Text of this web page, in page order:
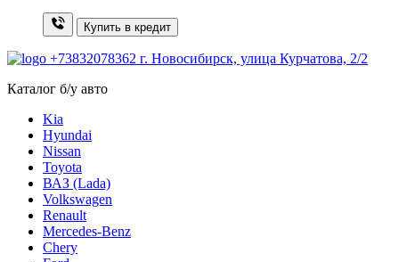
Купить в кредит
+73832078362 г. Новосибирск, улица Курчатова, 2/2
Каталог б/у авто
Kia
Hyundai
Nissan
Toyota
ВАЗ (Lada)
Volkswagen
Renault
Mercedes-Benz
Chery